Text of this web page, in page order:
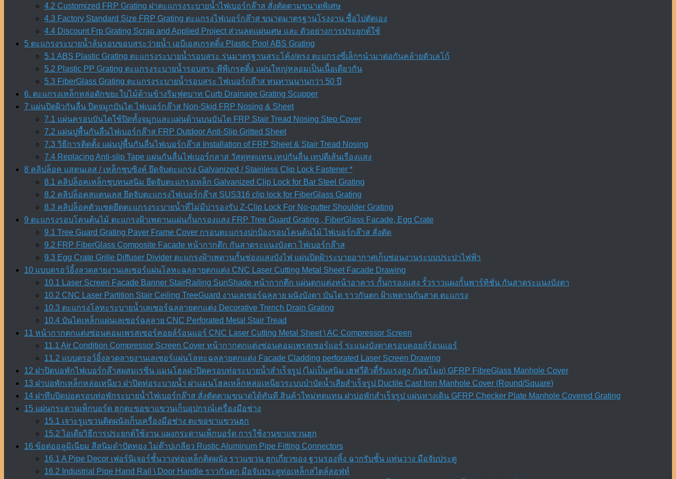
4.2 Customized FRP Grating ฝาตะแกรงระบายน้ำไฟเบอร์กล๊าส สั่งตัดตามขนาดพิเศษ
4.3 Factory Standard Size FRP Grating ตะแกรงไฟเบอร์กล๊าส ขนาดมาตรฐานโรงงาน ซื้อไปตัดเอง
4.4 Discount Frp Grating Scrap and Applied Project ส่วนลดแผ่นเศษ และ ตัวอย่างการประยุกต์ใช้
5 ตะแกรงระบายน้ำล้นรอบขอบสระว่ายน้ำ เอบีเอสเกรตติ้ง Plastic Pool ABS Grating
5.1 ABS Plastic Grating ตะแกรงระบายน้ำรอบสระ รุ่นมาตรฐานสระโค้ง/ตรง ตะแกรงซี่เล็กๆนำมาต่อกันคล้ายตัวเลโก้
5.2 Plastic PP Grating ตะแกรงระบายน้ำรอบสระ พีพีเกรตติ้ง แผ่นใหญ่หลอมเป็นเนื้อเดียวกัน
5.3 FiberGlass Grating ตะแกรงระบายน้ำรอบสระ ไฟเบอร์กล๊าส ทนทานนานกว่า 50 ปี
6. ตะแกรงเหล็กหล่อดักขยะใบไม้ด้านข้างริมฟุตบาท Curb Drainage Grating Scupper
7 แผ่นปิดผิวกันลื่น ปิดจมูกบันได ไฟเบอร์กล๊าส Non-Skid FRP Nosing & Sheet
7.1 แผ่นครอบบันไดใช้ปิดทั้งจมูกและแผ่นด้านบนบันได FRP Stair Tread Nosing Step Cover
7.2 แผ่นปูพื้นกันลื่นไฟเบอร์กล๊าส FRP Outdoor Anti-Slip Gritted Sheet
7.3 วิธีการติดตั้ง แผ่นปูพื้นกันลื่นไฟเบอร์กล๊าส Installation of FRP Sheet & Stair Tread Nosing
7.4 Replacing Anti-slip Tape แผ่นกันลื่นไฟเบอร์กลาส วัสดุทดแทน เทปกันลื่น เทปตีเส้นเรืองแสง
8 คลิปล็อค แสตนเลส / เหล็กชุบซิงค์ ยึดจับตะแกรง Galvanized / Stainless Clip Lock Fastener *
8.1 คลิปล็อคเหล็กชุบทนสนิม ยึดจับตะแกรงเหล็ก Galvanized Clip Lock for Bar Steel Grating
8.2 คลิปล็อคสแตนเลส ยึดจับตะแกรงไฟเบอร์กล๊าส SUS316 clip lock for FiberGlass Grating
8.3 คลิปล็อคตัวแซดยึดตะแกรงระบายน้ำที่ไม่มีบ่ารองรับ Z-Clip Lock For No-gutter Shoulder Grating
9 ตะแกรงรอบโคนต้นไม้ ตะแกรงฝ้าเพดานแผ่นกั้นกรองแสง FRP Tree Guard Grating , FiberGlass Facade, Egg Crate
9.1 Tree Guard Grating Paver Frame Cover กรอบตะแกรงปกป้องรอบโคนต้นไม้ ไฟเบอร์กล๊าส สั่งตัด
9.2 FRP FiberGlass Composite Facade หน้ากากตึก กันสาดระแนงบังตา ไฟเบอร์กล๊าส
9.3 Egg Crate Grille Diffuser Divider ตะแกรงฝ้าเพดานกั้นช่องแสงบังไฟ แผ่นปิดฝ้าระบายอากาศเก็บซ่อนงานระบบประปาไฟฟ้า
10 แบบดรอว์อิ้งลวดลายงานเลเซอร์แผ่นโลหะฉลุลายตกแต่ง CNC Laser Cutting Metal Sheet Facade Drawing
10.1 Laser Screen Facade Banner StairRailing SunShade หน้ากากตึก แผ่นตกแต่งหน้าอาคาร กั้นกรองแสง รั้วราวแผงกั้นพาร์ทิชั่น กันสาดระแนงบังตา
10.2 CNC Laser Partition Stair Ceiling TreeGuard งานเลเซอร์ฉลุลาย ผนังบังตา บันได ราวกันตก ฝ้าเพดานกันสาด ตะแกรง
10.3 ตะแกรงโลหะระบายน้ำเลเซอร์ฉลุลายตกแต่ง Decorative Trench Drain Grating
10.4 บันไดเหล็กแผ่นเลเซอร์ฉลุลาย CNC Perforated Metal Stair Tread
11 หน้ากากตกแต่งซ่อนคอมเพรสเซอร์คอยล์ร้อนแอร์ CNC Laser Cutting Metal Sheet \ AC Compressor Screen
11.1 Air Condition Compressor Screen Cover หน้ากากตกแต่งซ่อนคอมเพรสเซอร์แอร์ ระแนงบังตาครอบคอยล์ร้อนแอร์
11.2 แบบดรอว์อิ้งลวดลายงานเลเซอร์แผ่นโลหะฉลุลายตกแต่ง Facade Cladding perforated Laser Screen Drawing
12 ฝาปิดบ่อพักไฟเบอร์กล๊าสผสมเรซิ่น แมนโฮลฝาปิดครอบท่อระบายน้ำสำเร็จรูป (ไม่เป็นสนิม เฮฟวี่ดิวตี้รับแรงสูง กันขโมย) GFRP FibreGlass Manhole Cover
13 ฝาบ่อพักเหล็กหล่อเหนียว ฝาปิดท่อระบายน้ำ ฝาแมนโฮลเหล็กหล่อเหนียวระบบบำบัดน้ำเสียสำเร็จรูป Ductile Cast Iron Manhole Cover (Round/Square)
14 ฝาทึบปิดบ่อครอบท่อพักระบายน้ำไฟเบอร์กล๊าส สั่งตัดตามขนาดได้ทันที สินค้าใหม่ทดแทน ฝาบ่อพักสําเร็จรูป แผ่นทางเดิน GFRP Checker Plate Manhole Covered Grating
15 แผ่นกระดานเพ็กบอร์ด ฮุกตะขอขาแขวนเก็บอุปกรณ์เครื่องมือช่าง
15.1 เจาะรูแขวนติดผนังเก็บเครื่องมือช่าง ตะขอขาแขวนฮุก
15.2 ไอเดียวิธีการประยุกต์ใช้งาน แผงกระดานเพ็กบอร์ด การใช้งานขาแขวนฮุก
16 ข้อต่ออลูมิเนียม สีสนิมดำปัดทอง ไม่ต๊าปเกลียว Rustic Aluminum Pipe Fitting Connectors
16.1 A Pipe Decor เฟอร์นิเจอร์ชั้นวางท่อเหล็กติดผนัง ราวแขวน ฮุกเกี่ยวของ ฐานรองหิ้ง ฉากรับชั้น แท่นวาง มือจับประตู
16.2 Industrial Pipe Hand Rail \ Door Handle ราวกันตก มือจับประตูท่อเหล็กสไตล์ลอฟท์